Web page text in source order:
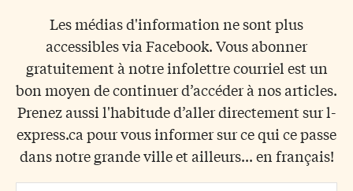
Les médias d'information ne sont plus
accessibles via Facebook. Vous abonner
gratuitement à notre infolettre courriel est un
bon moyen de continuer d’accéder à nos articles.
Prenez aussi l'habitude d’aller directement sur l-
express.ca pour vous informer sur ce qui ce passe
dans notre grande ville et ailleurs... en français!